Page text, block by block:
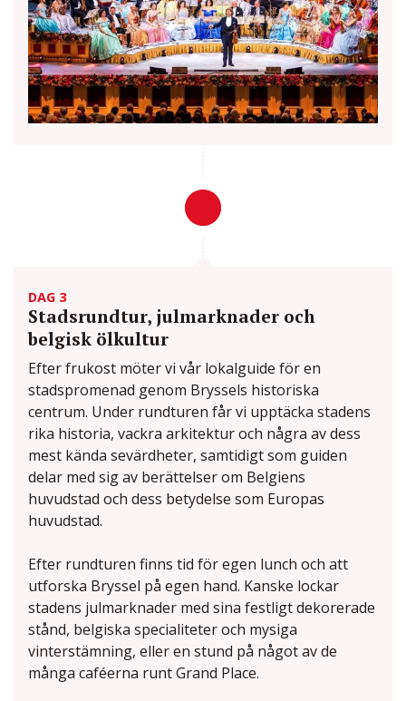
DAG 3
Stadsrundtur, julmarknader och
belgisk ölkultur
Efter frukost möter vi vår lokalguide för en
stadspromenad genom Bryssels historiska
centrum. Under rundturen får vi upptäcka stadens
rika historia, vackra arkitektur och några av dess
mest kända sevärdheter, samtidigt som guiden
delar med sig av berättelser om Belgiens
huvudstad och dess betydelse som Europas
huvudstad.
Efter rundturen finns tid för egen lunch och att
utforska Bryssel på egen hand. Kanske lockar
stadens julmarknader med sina festligt dekorerade
stånd, belgiska specialiteter och mysiga
vinterstämning, eller en stund på något av de
många caféerna runt Grand Place.